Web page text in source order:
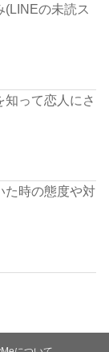
の未読ス
って恋人にさ
た時の態度や対